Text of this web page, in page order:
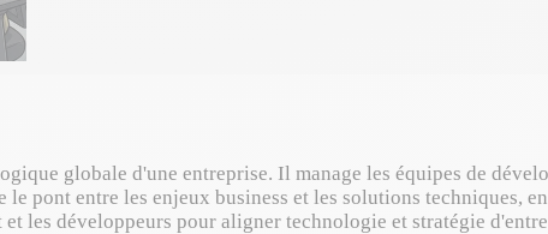
globale d'une entreprise. Il manage les équipes de
pont entre les enjeux business et les solutions techniques,
les développeurs pour aligner technologie et stratégie